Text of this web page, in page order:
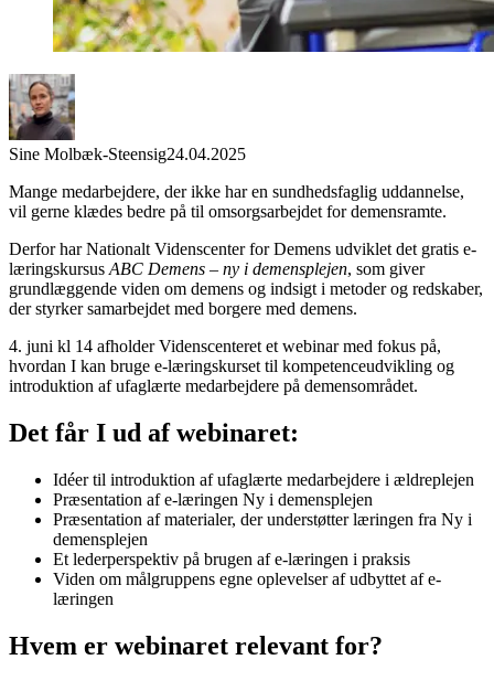
Sine Molbæk-Steensig24.04.2025
Mange medarbejdere, der ikke har en sundhedsfaglig uddannelse,
vil gerne klædes bedre på til omsorgsarbejdet for demensramte.
Derfor har Nationalt Videnscenter for Demens udviklet det gratis e-
læringskursus ABC Demens – ny i demensplejen, som giver
grundlæggende viden om demens og indsigt i metoder og redskaber,
der styrker samarbejdet med borgere med demens.
4. juni kl 14 afholder Videnscenteret et webinar med fokus på,
hvordan I kan bruge e-læringskurset til kompetenceudvikling og
introduktion af ufaglærte medarbejdere på demensområdet.
Det får I ud af webinaret:
Idéer til introduktion af ufaglærte medarbejdere i ældreplejen
Præsentation af e-læringen Ny i demensplejen
Præsentation af materialer, der understøtter læringen fra Ny i
demensplejen
Et lederperspektiv på brugen af e-læringen i praksis
Viden om målgruppens egne oplevelser af udbyttet af e-
læringen
Hvem er webinaret relevant for?